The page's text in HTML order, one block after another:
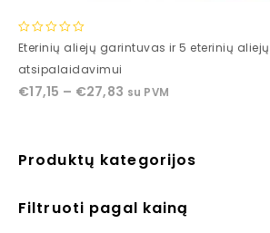
0
of
5
Eterinių aliejų garintuvas ir 5 eterinių
atsipalaidavimui
€17,15 – €27,83 su PVM
Produktų kategorijos
Filtruoti pagal kainą